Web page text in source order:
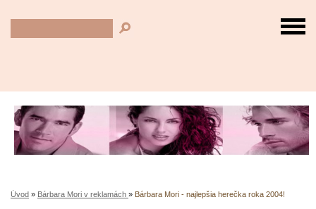
Úvod » Bárbara Mori v reklamách » Bárbara Mori - najlepšia herečka roka 2004!